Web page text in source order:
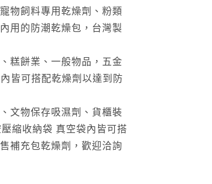
物飼料專用乾燥劑、粉類
用的防潮乾燥包，台灣製
糕餅業、一般物品，五金
皆可搭配乾燥劑以達到防
文物保存吸濕劑、貨櫃裝
縮收納袋 真空袋內皆可搭
補充包乾燥劑，歡迎洽詢